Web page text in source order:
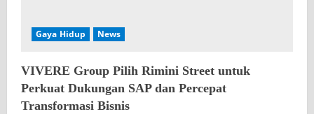
Gaya Hidup News
VIVERE Group Pilih Rimini Street untuk
Perkuat Dukungan SAP dan Percepat
Transformasi Bisnis